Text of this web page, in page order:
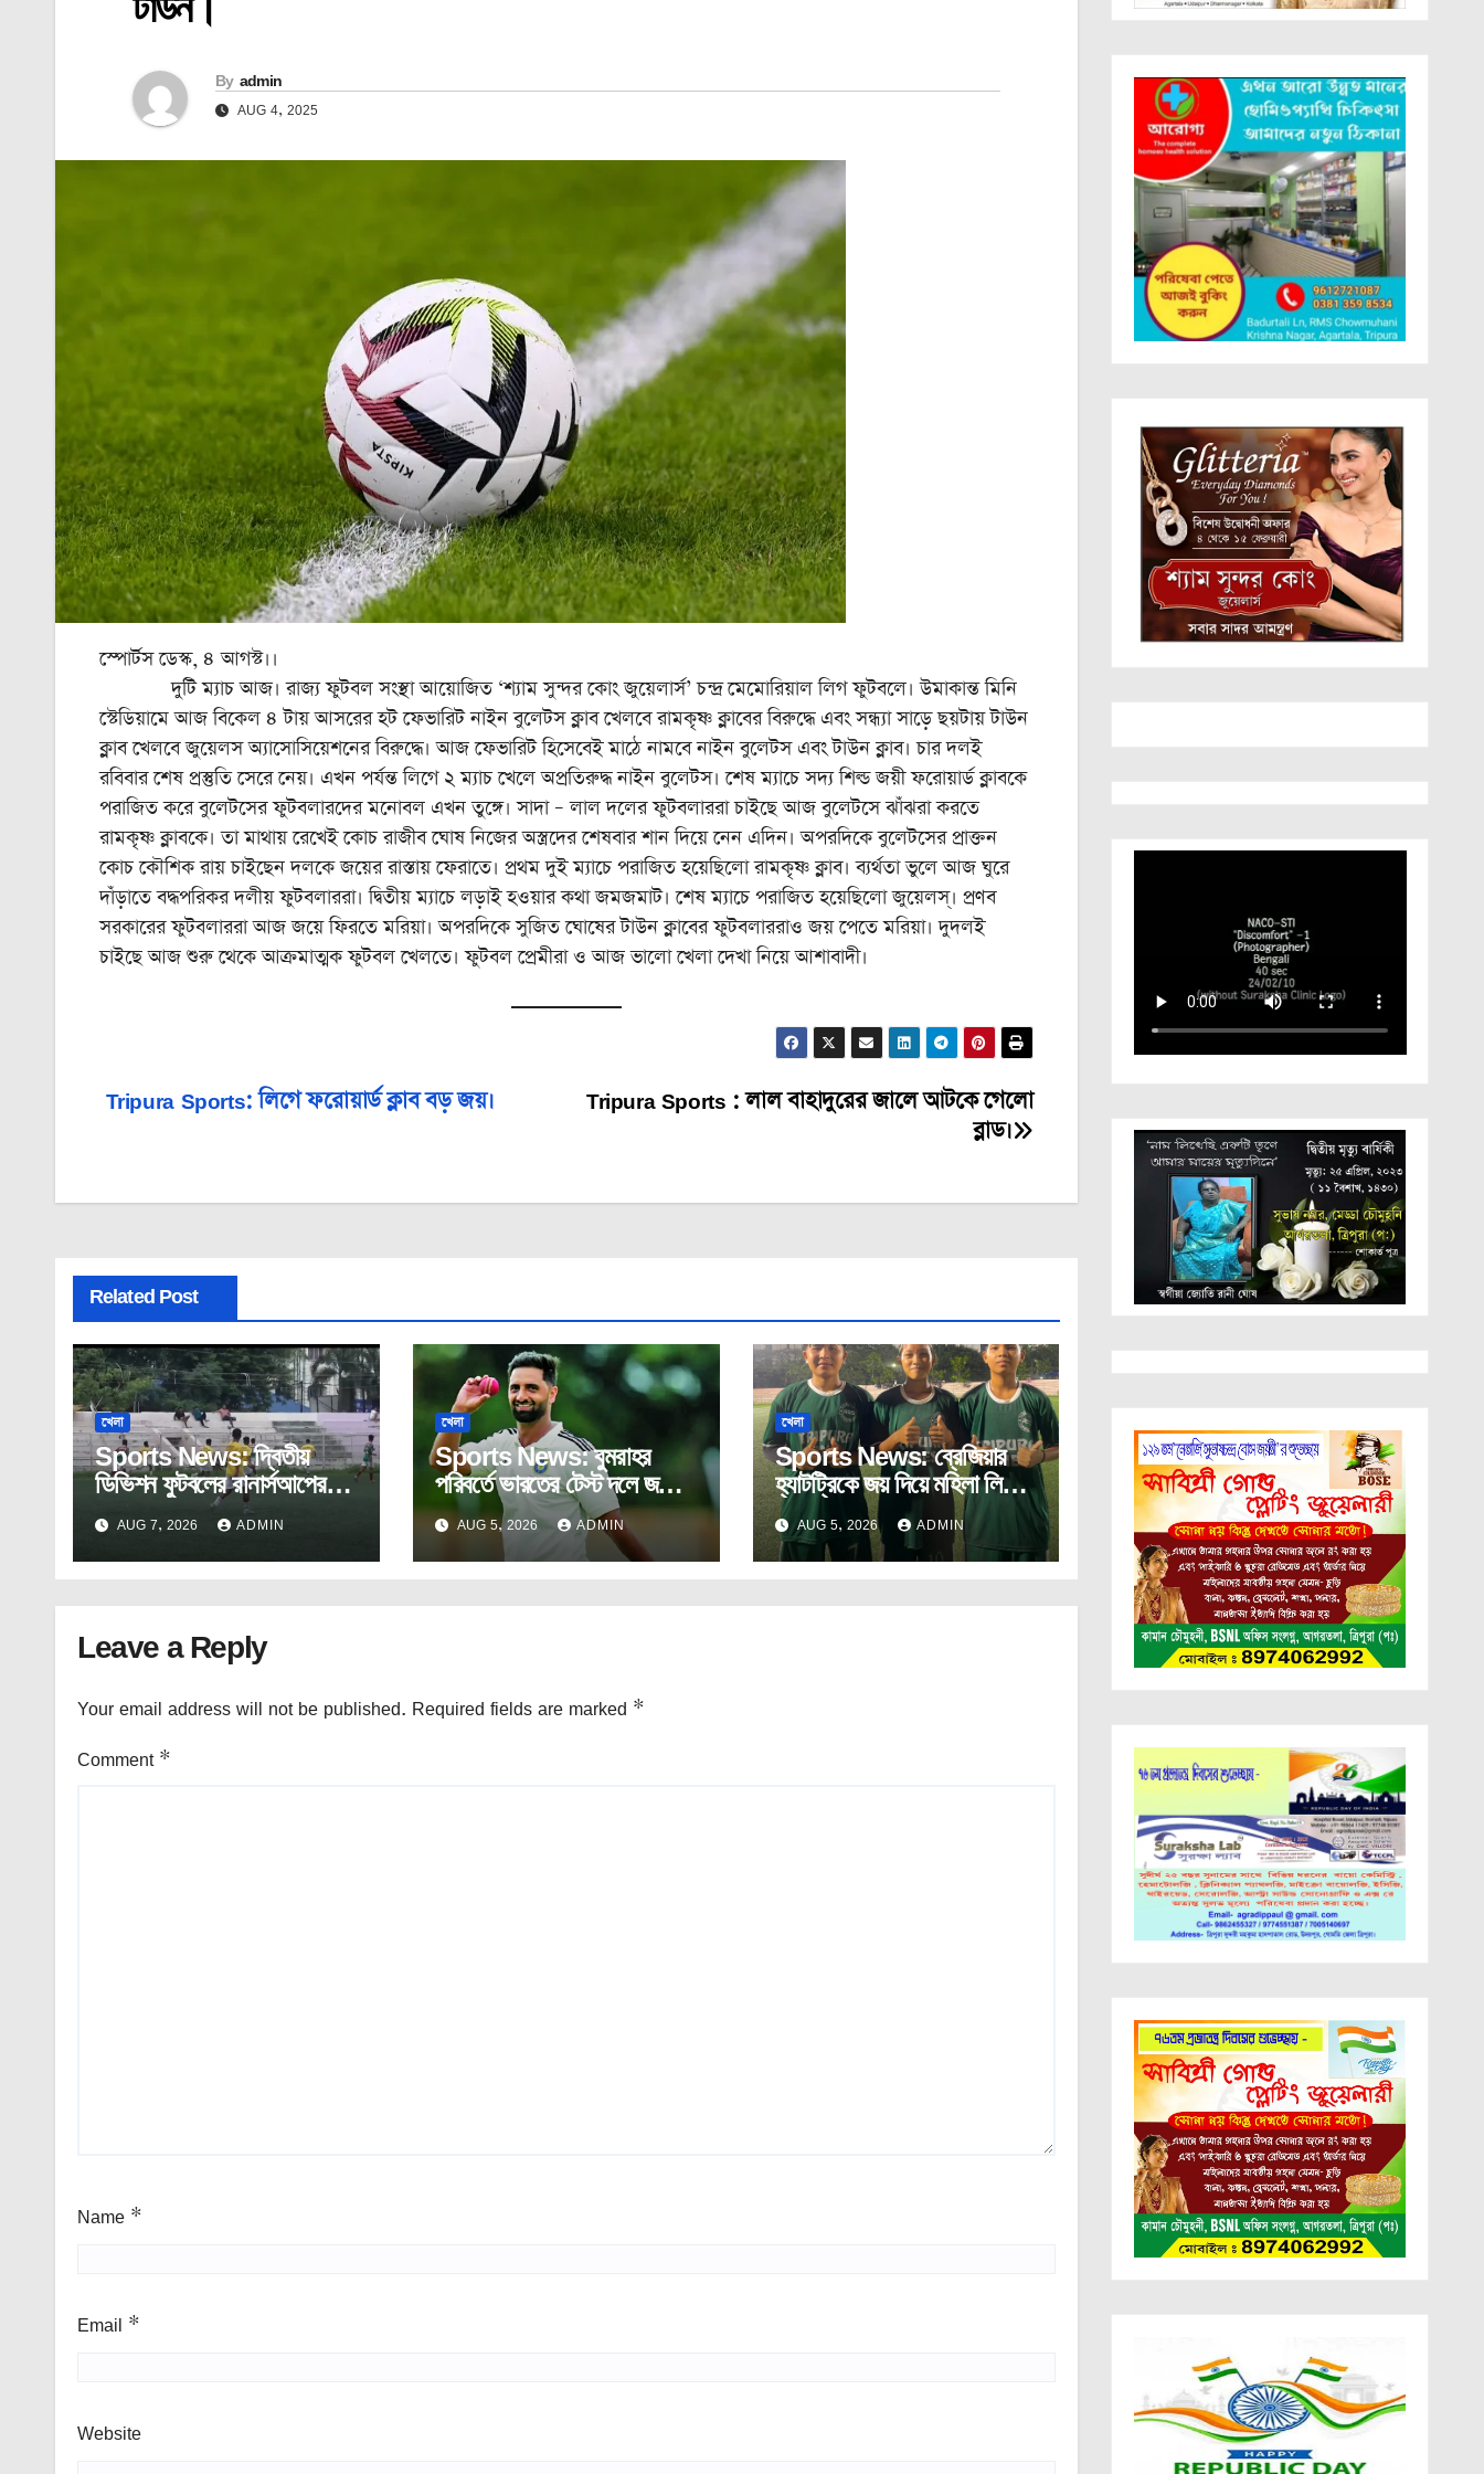
By admin
AUG 4, 2025
স্পোর্টস ডেস্ক, ৪ আগস্ট।।
দুটি ম্যাচ আজ। রাজ্য ফুটবল সংস্থা আয়োজিত ‘‌শ্যাম সুন্দর কোং জুয়েলার্স’‌ চন্দ্র মেমোরিয়াল লিগ ফুটবলে। উমাকান্ত মিনি
স্টেডিয়ামে আজ বিকেল ৪ টায় আসরের হট ফেভারিট নাইন বুলেটস ক্লাব খেলবে রামকৃষ্ণ ক্লাবের বিরুদ্ধে এবং সন্ধ্যা সাড়ে ছয়টায় টাউন
ক্লাব খেলবে জুয়েলস অ্যাসোসিয়েশনের বিরুদ্ধে। আজ ফেভারিট হিসেবেই মাঠে নামবে নাইন বুলেটস এবং টাউন ক্লাব। চার দলই
রবিবার শেষ প্রস্তুতি সেরে নেয়। এখন পর্যন্ত লিগে ২ ম্যাচ খেলে অপ্রতিরুদ্ধ নাইন বুলেটস। শেষ ম্যাচে সদ্য শিল্ড জয়ী ফরোয়ার্ড ক্লাবকে
পরাজিত করে বুলেটসের ফুটবলারদের মনোবল এখন তুঙ্গে। সাদা – লাল দলের ফুটবলাররা চাইছে আজ বুলেটসে ঝাঁঝরা করতে
রামকৃষ্ণ ক্লাবকে। তা মাথায় রেখেই কোচ রাজীব ঘোষ নিজের অস্ত্রদের শেষবার শান দিয়ে নেন এদিন। অপরদিকে বুলেটসের প্রাক্তন
কোচ কৌশিক রায় চাইছেন দলকে জয়ের রাস্তায় ফেরাতে। প্রথম দুই ম্যাচে পরাজিত হয়েছিলো রামকৃষ্ণ ক্লাব। ব্যর্থতা ভুলে আজ ঘুরে
দাঁড়াতে বদ্ধপরিকর দলীয় ফুটবলাররা। দ্বিতীয় ম্যাচে লড়াই হওয়ার কথা জমজমাট। শেষ ম্যাচে পরাজিত হয়েছিলো জুয়েলস্। প্রণব
সরকারের ফুটবলাররা আজ জয়ে ফিরতে মরিয়া। অপরদিকে সুজিত ঘোষের টাউন ক্লাবের ফুটবলাররাও জয় পেতে মরিয়া। দুদলই
চাইছে আজ শুরু থেকে আক্রমাত্মক ফুটবল খেলতে। ফুটবল প্রেমীরা ও আজ ভালো খেলা দেখা নিয়ে আশাবাদী।
Post
Tripura Sports : লাল বাহাদুরের জালে আটকে গেলো
ব্লাড।
Tripura Sports: লিগে ফরোয়ার্ড ক্লাব বড় জয়।
Related Post
খেলা
Sports News: দ্বিতীয়
ডিভিশন ফুটবলের রানার্সআপের
দিকে সরোজ সংঘ।
AUG 7, 2026 ADMIN
খেলা
Sports News: বুমরাহর
পরিবর্তে ভারতের টেস্ট দলে জম্মু
কাশ্মীরে স্পিডস্টার আকিব নবী।
AUG 5, 2026 ADMIN
খেলা
Sports News: ব্রেজিয়ার
হ্যাটট্রিকে জয় দিয়ে মহিলা লিগে
যাত্রা শুরু রামকৃষ্ণ সেবা
আশ্রমের।
AUG 5, 2026 ADMIN
Leave a Reply
Your email address will not be published. Required fields are marked *
Comment *
Name *
Email *
Website